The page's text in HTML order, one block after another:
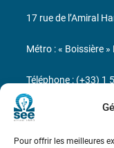
Pour offrir les meilleures
17 rue de l’Amiral
Métro : « Boissière
Téléphone : (+33) 1
N° de SIREN : 785